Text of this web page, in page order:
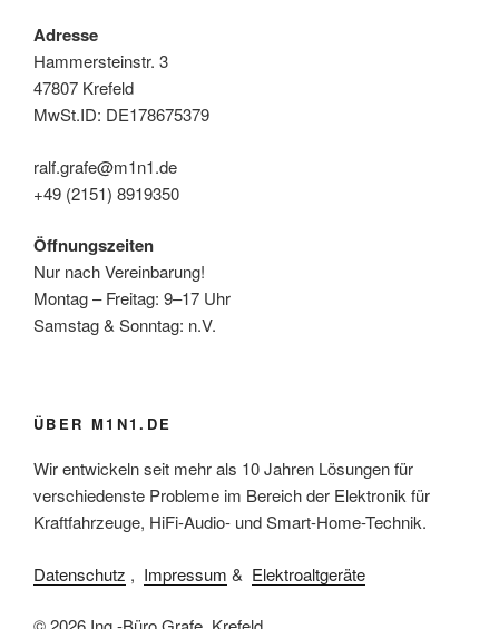
Adresse
Hammersteinstr. 3
47807 Krefeld
MwSt.ID: DE178675379
ralf.grafe@m1n1.de
+49 (2151) 8919350
Öffnungszeiten
Nur nach Vereinbarung!
Montag – Freitag: 9–17 Uhr
Samstag & Sonntag: n.V.
ÜBER M1N1.DE
Wir entwickeln seit mehr als 10 Jahren Lösungen für
verschiedenste Probleme im Bereich der Elektronik für
Kraftfahrzeuge, HiFi-Audio- und Smart-Home-Technik.
Datenschutz , Impressum & Elektroaltgeräte